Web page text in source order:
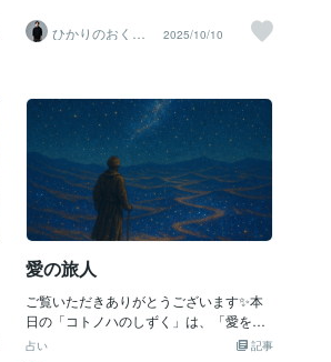
ていくわたしは光のゆりかごに抱かれて
眠る〜コトノハのしずく〜読むだけでエ
あなたと共にあります。》
ひかりのおくり
て〜SinMa〜
2025/10/10
愛の旅人
ご覧いただきありがとうございます✨本
日の「コトノハのしずく」は、「愛を探
す旅」の詩です。読む方の心に静かに寄
記事
占い